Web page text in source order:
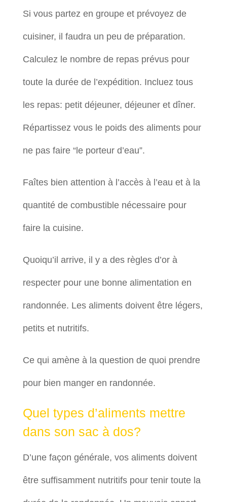
Si vous partez en groupe et prévoyez de
cuisiner, il faudra un peu de préparation.
Calculez le nombre de repas prévus pour
toute la durée de l’expédition. Incluez tous
les repas: petit déjeuner, déjeuner et dîner.
Répartissez vous le poids des aliments pour
ne pas faire “le porteur d’eau”.
Faîtes bien attention à l’accès à l’eau et à la
quantité de combustible nécessaire pour
faire la cuisine.
Quoiqu’il arrive, il y a des règles d’or à
respecter pour une bonne alimentation en
randonnée. Les aliments doivent être légers,
petits et nutritifs.
Ce qui amène à la question de quoi prendre
pour bien manger en randonnée.
Quel types d’aliments mettre
dans son sac à dos?
D’une façon générale, vos aliments doivent
être suffisamment nutritifs pour tenir toute la